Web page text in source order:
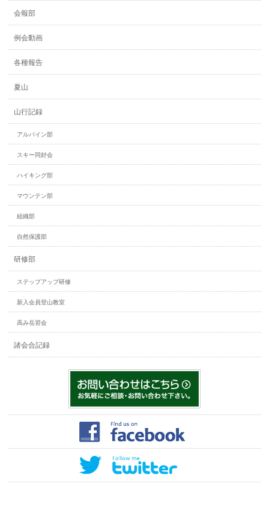
会報部
例会動画
各種報告
夏山
山行記録
アルパイン部
スキー同好会
ハイキング部
マウンテン部
組織部
自然保護部
研修部
ステップアップ研修
新入会員登山教室
高み岳習会
諸会合記録